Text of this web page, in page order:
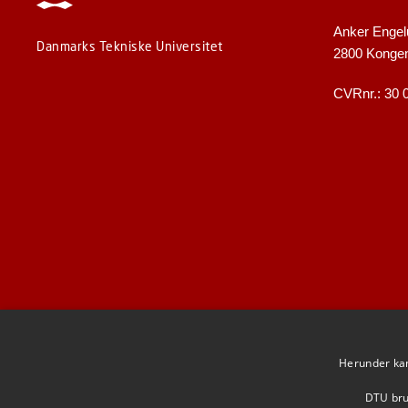
Danmarks Tekniske Universitet
Anker
2800
CVRnr.: 30
Herunder
DTU